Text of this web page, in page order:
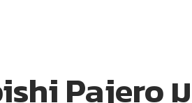
Pajero ม